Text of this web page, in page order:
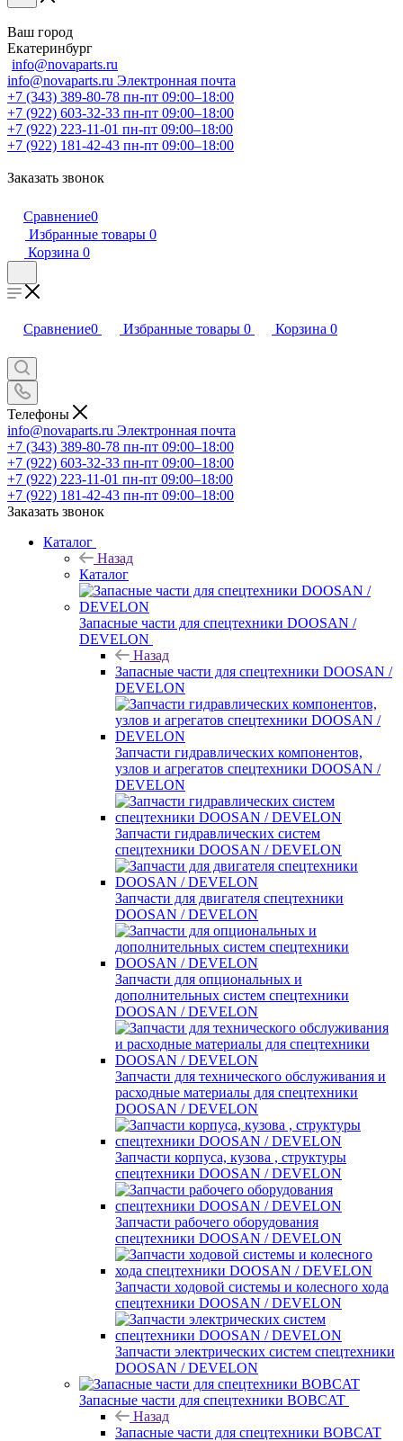
Ваш город
Екатеринбург
info@novaparts.ru
info@novaparts.ru Электронная почта
+7 (343) 389-80-78 пн-пт 09:00–18:00
+7 (922) 603-32-33 пн-пт 09:00–18:00
+7 (922) 223-11-01 пн-пт 09:00–18:00
+7 (922) 181-42-43 пн-пт 09:00–18:00
Заказать звонок
Сравнение0
Избранные товары 0
Корзина 0
Сравнение0 Избранные товары 0 Корзина 0
Телефоны
info@novaparts.ru Электронная почта
+7 (343) 389-80-78 пн-пт 09:00–18:00
+7 (922) 603-32-33 пн-пт 09:00–18:00
+7 (922) 223-11-01 пн-пт 09:00–18:00
+7 (922) 181-42-43 пн-пт 09:00–18:00
Заказать звонок
Каталог
Назад
Каталог
Запасные части для спецтехники DOOSAN /
DEVELON
Назад
Запасные части для спецтехники DOOSAN /
DEVELON
Запчасти гидравлических компонентов,
узлов и агрегатов спецтехники DOOSAN /
DEVELON
Запчасти гидравлических систем
спецтехники DOOSAN / DEVELON
Запчасти для двигателя спецтехники
DOOSAN / DEVELON
Запчасти для опциональных и
дополнительных систем спецтехники
DOOSAN / DEVELON
Запчасти для технического обслуживания и
расходные материалы для спецтехники
DOOSAN / DEVELON
Запчасти корпуса, кузова , структуры
спецтехники DOOSAN / DEVELON
Запчасти рабочего оборудования
спецтехники DOOSAN / DEVELON
Запчасти ходовой системы и колесного хода
спецтехники DOOSAN / DEVELON
Запчасти электрических систем спецтехники
DOOSAN / DEVELON
Запасные части для спецтехники BOBCAT
Назад
Запасные части для спецтехники BOBCAT